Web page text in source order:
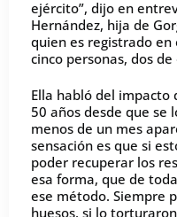
ejército”, dijo en
Hernández, hija de
quien es registrado en
cinco personas, dos
Ella habló del impacto
50 años desde que se
menos de un mes
sensación es que si
poder recuperar los
esa forma, que de
ese método. Siempre
huesos, si lo